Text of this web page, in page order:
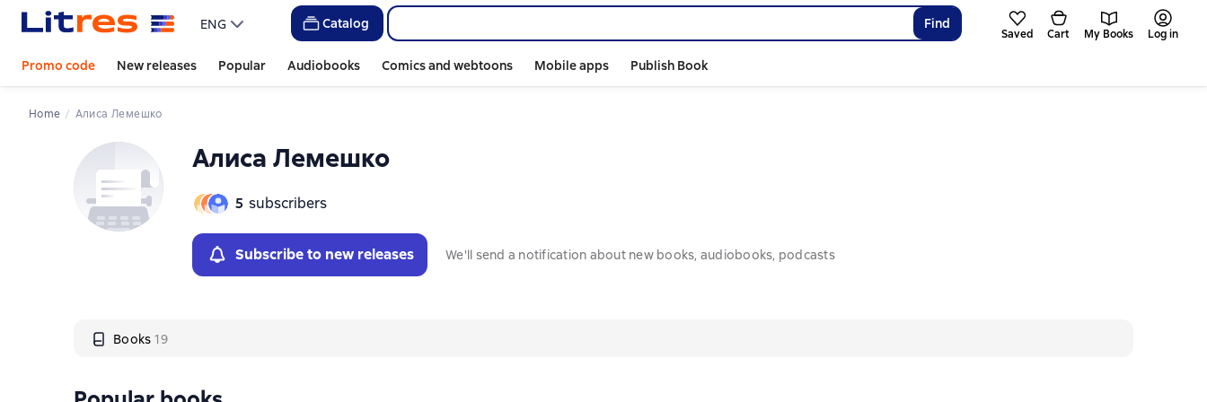
ENG Catalog Find
Saved Cart My Books Log in
Promo code New releases Popular Audiobooks Comics and webtoons Mobile apps Publish Book
Home Алиса Лемешко
Алиса Лемешко
5 subscribers
Subscribe to new releases We'll send a notification about new books, audiobooks, podcasts
Books 19
Слайдер с книгами
Слайдер с книгами